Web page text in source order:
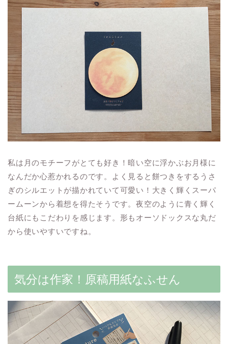
私は月のモチーフがとても好き！暗い空に浮かぶお月様に
なんだか心惹かれるのです。よく見ると餅つきをするうさ
ぎのシルエットが描かれていて可愛い！大きく輝くスーパ
ームーンから着想を得たそうです。夜空のように青く輝く
台紙にもこだわりを感じます。形もオーソドックスな丸だ
から使いやすいですね。
気分は作家！原稿用紙なふせん